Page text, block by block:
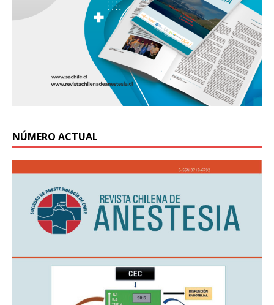
NÚMERO ACTUAL